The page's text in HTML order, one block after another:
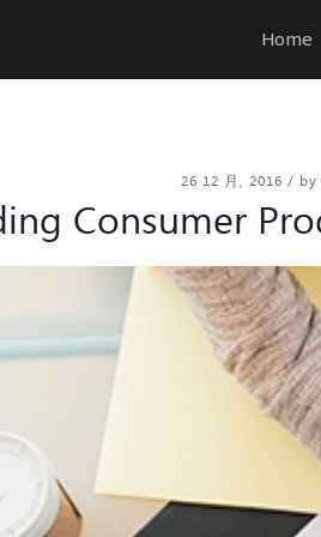
Home
26 12 月, 2016 /
Consumer